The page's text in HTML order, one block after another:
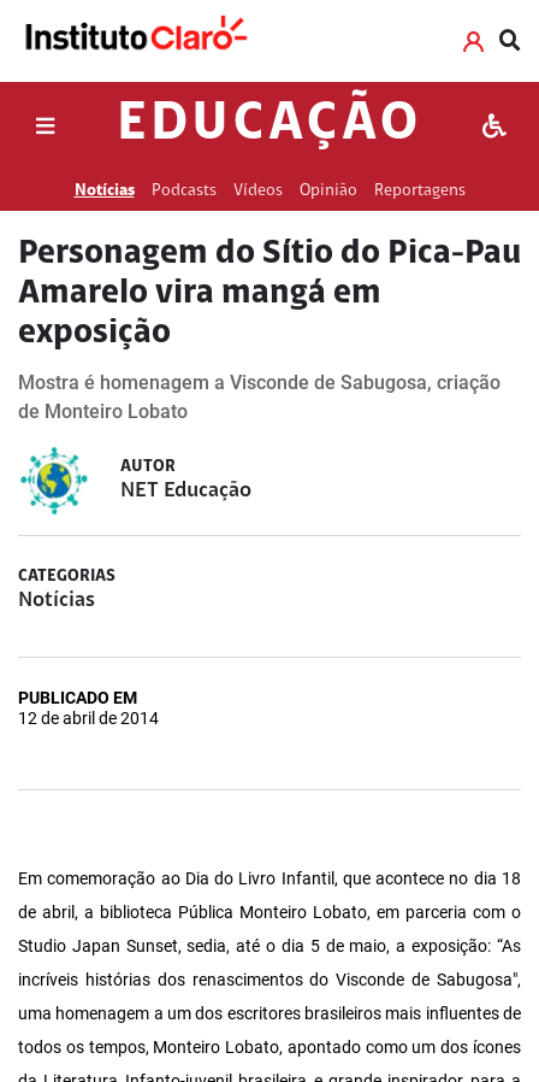
EDUCAÇÃO
Notícias Podcasts Vídeos Opinião Reportagens
Personagem do Sítio do Pica-Pau
Amarelo vira mangá em
exposição
Mostra é homenagem a Visconde de Sabugosa, criação
de Monteiro Lobato
AUTOR
NET Educação
CATEGORIAS
Notícias
PUBLICADO EM
12 de abril de 2014
Em comemoração ao Dia do Livro Infantil, que acontece no dia 18
de abril, a biblioteca Pública Monteiro Lobato, em parceria com o
Studio Japan Sunset, sedia, até o dia 5 de maio, a exposição: “As
incríveis histórias dos renascimentos do Visconde de Sabugosa",
uma homenagem a um dos escritores brasileiros mais influentes de
todos os tempos, Monteiro Lobato, apontado como um dos ícones